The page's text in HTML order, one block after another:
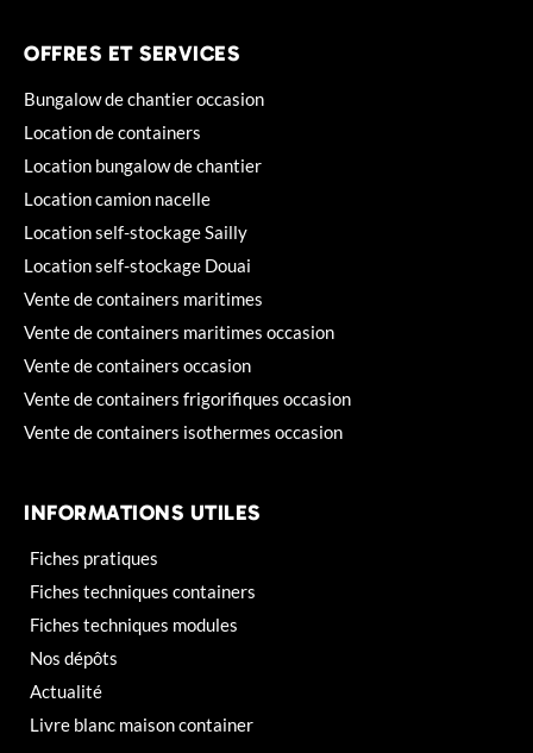
OFFRES ET SERVICES
Bungalow de chantier occasion
Location de containers
Location bungalow de chantier
Location camion nacelle
Location self-stockage Sailly
Location self-stockage Douai
Vente de containers maritimes
Vente de containers maritimes occasion
Vente de containers occasion
Vente de containers frigorifiques occasion
Vente de containers isothermes occasion
INFORMATIONS UTILES
Fiches pratiques
Fiches techniques containers
Fiches techniques modules
Nos dépôts
Actualité
Livre blanc maison container